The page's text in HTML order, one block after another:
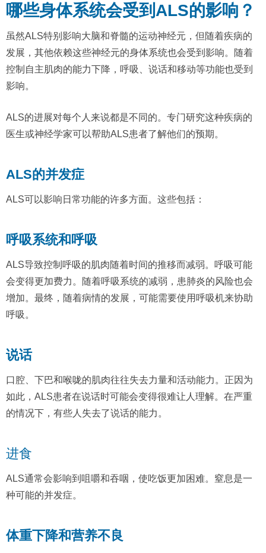
哪些身体系统会受到ALS的影响？
虽然ALS特别影响大脑和脊髓的运动神经元，但随着疾病的
发展，其他依赖这些神经元的身体系统也会受到影响。随着
控制自主肌肉的能力下降，呼吸、说话和移动等功能也受到
影响。
ALS的进展对每个人来说都是不同的。专门研究这种疾病的
医生或神经学家可以帮助ALS患者了解他们的预期。
ALS的并发症
ALS可以影响日常功能的许多方面。这些包括：
呼吸系统和呼吸
ALS导致控制呼吸的肌肉随着时间的推移而减弱。呼吸可能
会变得更加费力。随着呼吸系统的减弱，患肺炎的风险也会
增加。最终，随着病情的发展，可能需要使用呼吸机来协助
呼吸。
说话
口腔、下巴和喉咙的肌肉往往失去力量和活动能力。正因为
如此，ALS患者在说话时可能会变得很难让人理解。在严重
的情况下，有些人失去了说话的能力。
进食
ALS通常会影响到咀嚼和吞咽，使吃饭更加困难。窒息是一
种可能的并发症。
体重下降和营养不良